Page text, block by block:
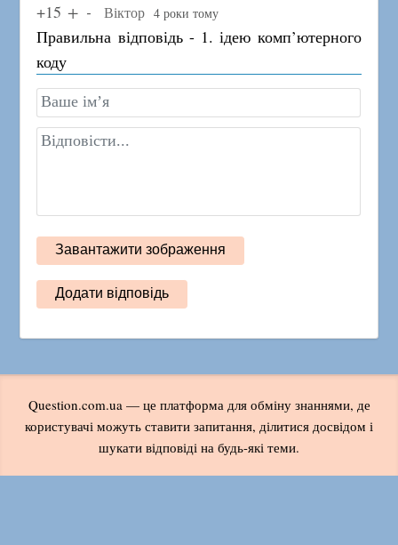
+15 Віктор 4 роки тому
Правильна відповідь - 1. ідею комп’ютерного
коду
Question.com.ua — це платформа для обміну знаннями, де
користувачі можуть ставити запитання, ділитися досвідом і
шукати відповіді на будь-які теми.